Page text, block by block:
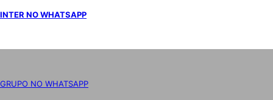
INTER NO WHATSAPP
GRUPO NO WHATSAPP